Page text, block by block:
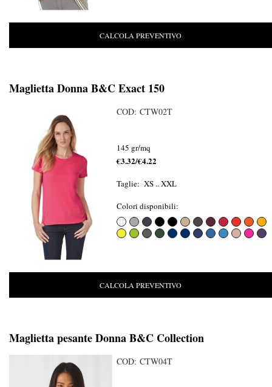
CALCOLA PREVENTIVO
Maglietta Donna B&C Exact 150
COD: CTW02T
145 gr/mq
€3.32/€4.22
Taglie: XS .. XXL
Colori disponibili:
CALCOLA PREVENTIVO
Maglietta pesante Donna B&C Collection
COD: CTW04T